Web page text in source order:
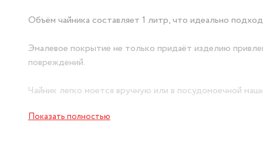
Объём чайника составляет 1 литр, что идеально
Эмалевое покрытие не только придаёт изделию
повреждений.
Чайник легко моется вручную или в посудомоечной
Посуда экологична, не вступает в реакцию с пищевыми
Показать полностью